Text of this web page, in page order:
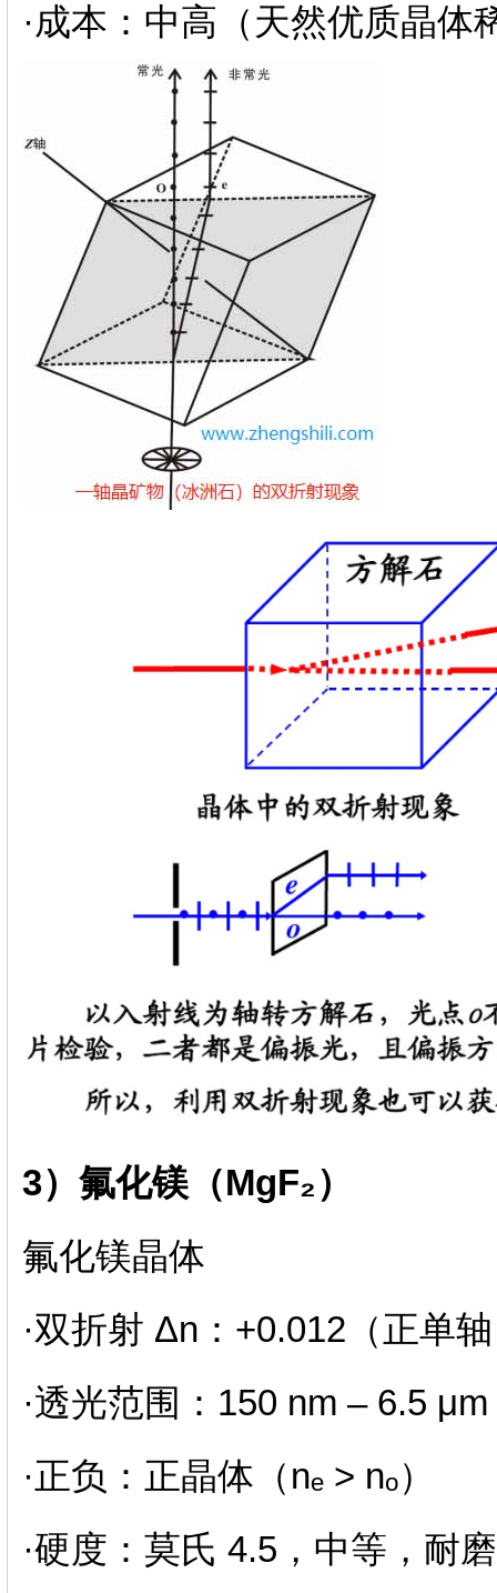
·成本：中高（天然优质晶体
3）氟化镁（MgF₂）
氟化镁晶体
·双折射 Δn：+0.012（正单
·透光范围：150 nm – 6.5
·正负：正晶体（nₑ > nₒ）
·硬度：莫氏 4.5，中等，耐